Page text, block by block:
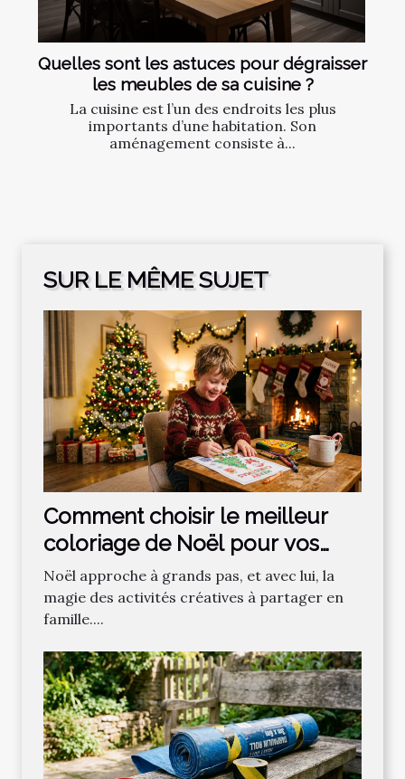
Quelles sont les astuces pour dégraisser
les meubles de sa cuisine ?
La cuisine est l’un des endroits les plus
importants d’une habitation. Son
aménagement consiste à...
SUR LE MÊME SUJET
Comment choisir le meilleur
coloriage de Noël pour vos
enfants ?
Noël approche à grands pas, et avec lui, la
magie des activités créatives à partager en
famille....